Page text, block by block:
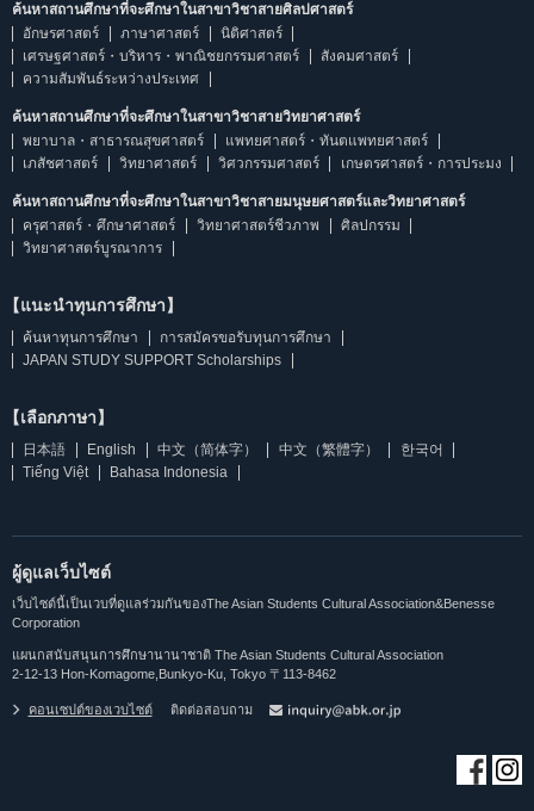
ค้นหาสถานศึกษาที่จะศึกษาในสาขาวิชาสายศิลปศาสตร์
อักษรศาสตร์
ภาษาศาสตร์
นิติศาสตร์
เศรษฐศาสตร์・บริหาร・พาณิชยกรรมศาสตร์
สังคมศาสตร์
ความสัมพันธ์ระหว่างประเทศ
ค้นหาสถานศึกษาที่จะศึกษาในสาขาวิชาสายวิทยาศาสตร์
พยาบาล・สาธารณสุขศาสตร์
แพทยศาสตร์・ทันตแพทยศาสตร์
เภสัชศาสตร์
วิทยาศาสตร์ วิศวกรรมศาสตร์ เกษตรศาสตร์・การประมง
ค้นหาสถานศึกษาที่จะศึกษาในสาขาวิชาสายมนุษยศาสตร์และวิทยาศาสตร์
ครุศาสตร์・ศึกษาศาสตร์
วิทยาศาสตร์ชีวภาพ
ศิลปกรรม
วิทยาศาสตร์บูรณาการ
【แนะนำทุนการศึกษา】
ค้นหาทุนการศึกษา
การสมัครขอรับทุนการศึกษา
JAPAN STUDY SUPPORT Scholarships
【เลือกภาษา】
日本語 English 中文（简体字） 中文（繁體字）
한국어
Tiếng Việt
Bahasa Indonesia
ผู้ดูแลเว็บไซต์
เว็บไซต์นี้เป็นเวบที่ดูแลร่วมกันของThe Asian Students Cultural Association&Benesse
Corporation
แผนกสนับสนุนการศึกษานานาชาติ The Asian Students Cultural Association
2-12-13 Hon-Komagome,Bunkyo-Ku, Tokyo 〒113-8462
คอนเซปต์ของเวบไซต์ ติดต่อสอบถาม